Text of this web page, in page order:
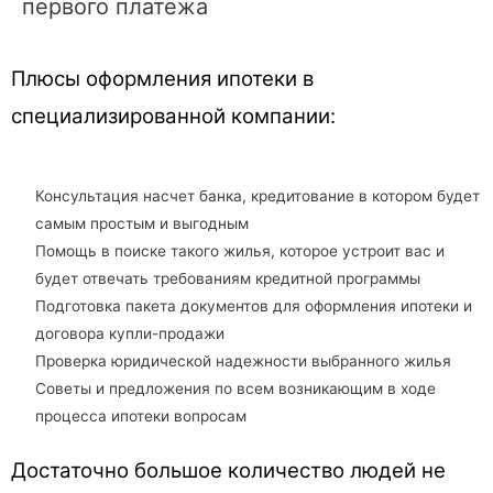
первого платежа
Плюсы оформления ипотеки в
специализированной компании:
Консультация насчет банка, кредитование в котором будет
самым простым и выгодным
Помощь в поиске такого жилья, которое устроит вас и
будет отвечать требованиям кредитной программы
Подготовка пакета документов для оформления ипотеки и
договора купли-продажи
Проверка юридической надежности выбранного жилья
Советы и предложения по всем возникающим в ходе
процесса ипотеки вопросам
Достаточно большое количество людей не